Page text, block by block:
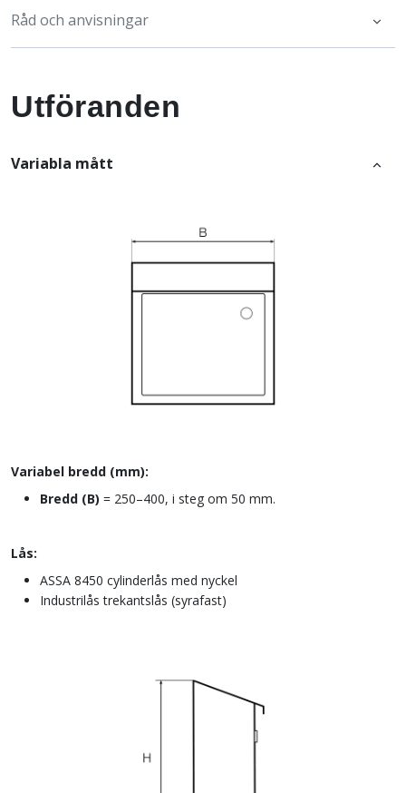
Råd och anvisningar
Utföranden
Variabla mått
Variabel bredd (mm):
Bredd (B) = 250–400, i steg om 50 mm.
Lås:
ASSA 8450 cylinderlås med nyckel
Industrilås trekantslås (syrafast)